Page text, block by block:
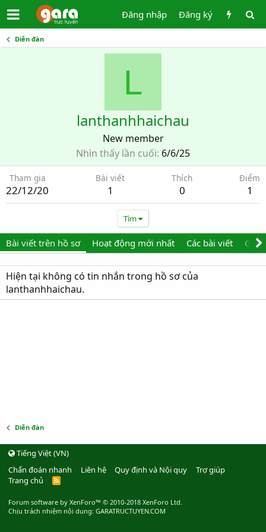
Đăng nhập Đăng ký
Diễn đàn
L
lanthanhhaichau
New member
Nhìn thấy lần cuối 6/6/25
Tham gia
22/12/20
Bài viết
1
Thích
0
Điểm
1
Tìm
Bài viết trên hồ sơ Hoạt động mới nhất Các bài viết Giới
Hiện tại không có tin nhắn trong hồ sơ của
lanthanhhaichau.
Diễn đàn
Tiếng Việt (VN)
Chẩn đoán nhanh
Liên hệ Quy định và Nội quy
Trợ giúp
Trang chủ
R
Forum software by XenForo™ © 2010-2018 XenForo Ltd.
Chịu trách nhiệm nội dung: GARATRUCTUYEN.COM